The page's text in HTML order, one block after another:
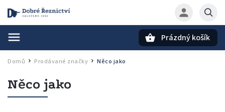
Prázdný košík
Domů / Prodávané značky / Něco jako
Něco jako